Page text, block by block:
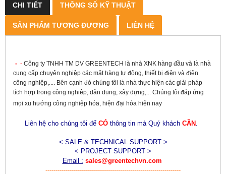
CHI TIẾT THÔNG SỐ KỸ THUẬT
SẢN PHẨM TƯƠNG ĐƯƠNG LIÊN HỆ
- - Công ty TNHH TM DV GREENTECH là nhà XNK hàng đầu và là nhà
cung cấp chuyên nghiệp các mặt hàng tự động, thiết bị điện và điện
công nghiệp,.... Bên cạnh đó chúng tôi là nhà thực hiện các giải pháp
tích hợp trong công nghiêp, dân dụng, xây dựng,... Chúng tôi đáp ứng
mọi xu hướng công nghiệp hóa, hiện đại hóa hiện nay
Liên hệ cho chúng tôi để CÓthông tin mà Quý khách CẦN
< SALE & TECHNICAL SUPPORT >
< PROJECT SUPPORT >
Email : sales@greentechvn.com
-------------------------------------------------------------------